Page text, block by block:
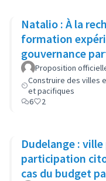
Natalio : À la
formation
gouvernance
Proposition
Construire des villes
et pacifiques
6
2
Dudelange :
participation
cas du budget